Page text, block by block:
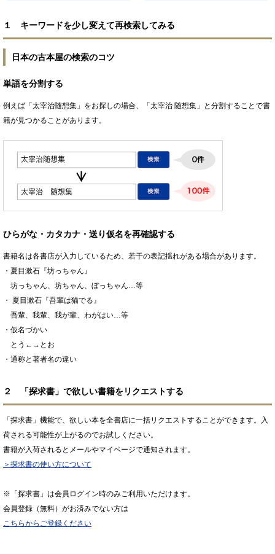
１ キーワードを少し変えて再検索してみる
日本の古本屋の検索のコツ
単語を分割する
例えば「太宰治随想集」をお探しの場合、「太宰治 随想集」と分割することで書
籍が見つかることがあります。
ひらがな・カタカナ・送り仮名を再確認する
書籍名は各書店が入力しているため、若干の表記揺れがある場合があります。
・夏目漱石『坊っちゃん』
坊っちゃん、坊ちゃん、ぼっちゃん…等
・ 夏目漱石『吾輩は猫でる』
吾輩、我輩、我が輩、わがはい…等
・仮名づかい
とう←→とお
・通称と著者名の違い
２ 「探求書」で欲しい書籍をリクエストする
「探求書」機能で、欲しい本を全書店に一括リクエストすることができます。入
荷される可能性が上がるのでお試しください。
書籍が入荷されるとメールやマイページで通知されます。
＞探求書の使い方について
※「探求書」は会員ログイン時のみご利用いただけます。
会員登録（無料）がお済みでない方は
こちらからご登録ください